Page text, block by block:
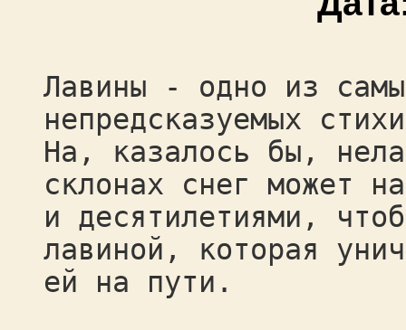
Лавины - одно из
непредсказуемых
На, казалось бы,
склонах снег может
и десятилетиями,
лавиной, которая
ей на пути.